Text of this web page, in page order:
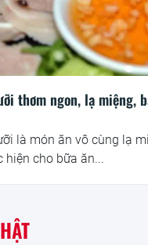
thơm ngon, lạ miệng,
là món ăn vô cùng lạ
hiện cho bữa ăn...